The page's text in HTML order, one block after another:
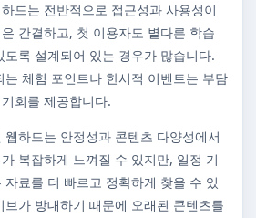
드는 전반적으로 접근성과 사용성이
간결하고, 첫 이용자도 별다른 학습
록 설계되어 있는 경우가 많습니다.
는 체험 포인트나 한시적 이벤트는 부담
회를 제공합니다.
하드는 안정성과 콘텐츠 다양성에서
복잡하게 느껴질 수 있지만, 일정 기
료를 더 빠르고 정확하게 찾을 수 있
가 방대하기 때문에 오래된 콘텐츠를